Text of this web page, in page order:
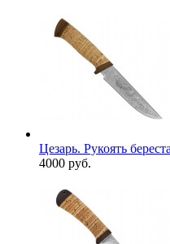
Цезарь. Рукоять
4000 руб.